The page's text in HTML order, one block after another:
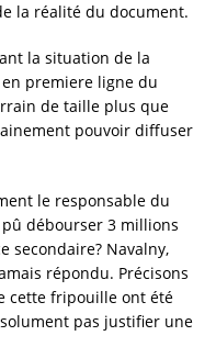
la réalité du document.
la situation de la
en premiere ligne du
de taille plus que
pouvoir diffuser
le responsable du
débourser 3 millions
secondaire? Navalny,
répondu. Précisons
cette fripouille ont été
pas justifier une